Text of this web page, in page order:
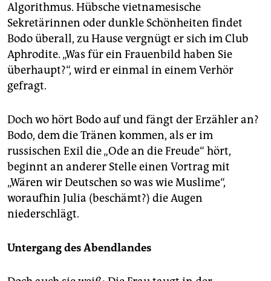
Algorithmus. Hübsche vietnamesische
Sekretärinnen oder dunkle Schönheiten findet
Bodo überall, zu Hause vergnügt er sich im Club
Aphrodite. „Was für ein Frauenbild haben Sie
überhaupt?“, wird er einmal in einem Verhör
gefragt.
Doch wo hört Bodo auf und fängt der Erzähler an?
Bodo, dem die Tränen kommen, als er im
russischen Exil die „Ode an die Freude“ hört,
beginnt an anderer Stelle einen Vortrag mit
„Wären wir Deutschen so was wie Muslime“,
woraufhin Julia (beschämt?) die Augen
niederschlägt.
Untergang des Abendlandes